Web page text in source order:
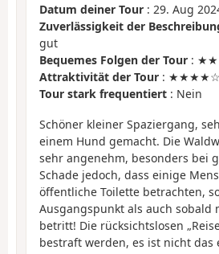
Datum deiner Tour : 29. Aug
Zuverlässigkeit der
gut
Bequemes Folgen der Tour :
Attraktivität der Tour : ★★★★☆
Tour stark frequentiert : Nein
Schöner kleiner Spaziergang,
einem Hund gemacht. Die
sehr angenehm, besonders bei
Schade jedoch, dass einige
öffentliche Toilette betrachten,
Ausgangspunkt als auch sobald
betritt! Die rücksichtslosen
bestraft werden, es ist nicht das